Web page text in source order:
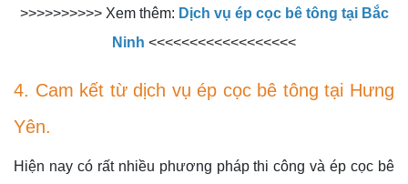
>>>>>>>>>> Xem thêm: Dịch vụ ép cọc bê tông tại Bắc
Ninh <<<<<<<<<<<<<<<<<<
4. Cam kết từ dịch vụ ép cọc bê tông tại Hưng
Yên.
Hiện nay có rất nhiều phương pháp thi công và ép cọc bê